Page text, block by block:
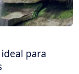
para